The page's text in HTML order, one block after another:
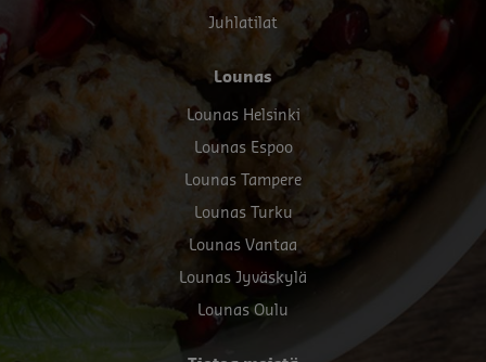
Juhlatilat
Lounas
Lounas Helsinki
Lounas Espoo
Lounas Tampere
Lounas Turku
Lounas Vantaa
Lounas Jyväskylä
Lounas Oulu